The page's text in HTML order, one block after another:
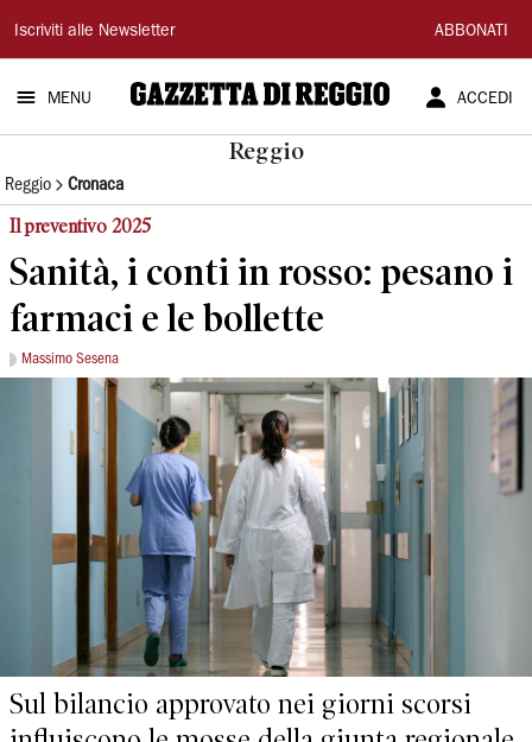
Gazzetta
di
Reggio
Iscriviti alle Newsletter ABBONATI
MENU ACCEDI
Reggio
Reggio Cronaca
Il preventivo 2025
Sanità, i conti in rosso: pesano i
farmaci e le bollette
Massimo Sesena
Sul bilancio approvato nei giorni scorsi